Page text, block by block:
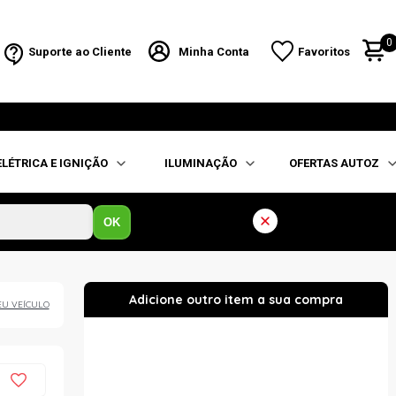
Suporte ao Cliente Minha Conta Favoritos
0
E IGNIÇÃO ILUMINAÇÃO OFERTAS AUTOZ
OK
VEÍCULO